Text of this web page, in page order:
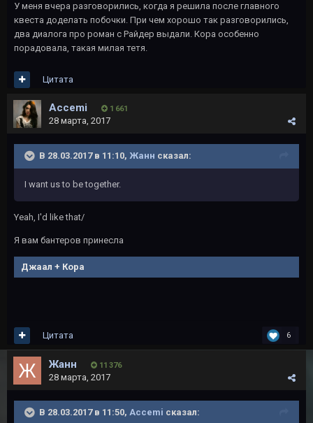
У меня вчера разговорились, когда я решила после главного
квеста доделать побочки. При чем хорошо так разговорились,
два диалога про роман с Райдер выдали. Кора особенно
порадовала, такая милая тетя.
Цитата
Accemi 1 661
28 марта, 2017
В 28.03.2017 в 11:10, Жанн сказал:
I want us to be together.
Yeah, I'd like that/
Я вам бантеров принесла
Джаал + Кора
6
Цитата
Жанн 11 376
28 марта, 2017
В 28.03.2017 в 11:50, Accemi сказал: